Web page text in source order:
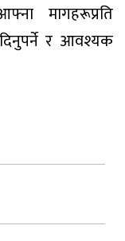
मागहरूप्रति
दिनुपर्ने र आवश्यक